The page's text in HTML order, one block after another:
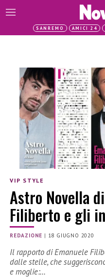
SANREMO AMICI 24
VIP STYLE
Astro Novella
Filiberto e gli
REDAZIONE | 18 GIUGNO 2020
Il rapporto di Emanuele
dalle stelle, che
e moglie:…